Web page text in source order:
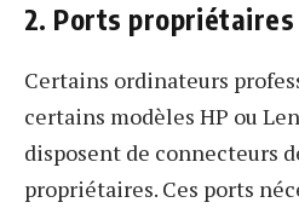
2. Ports
Certains ordinateurs
certains modèles HP ou
disposent de connecteurs
propriétaires. Ces ports